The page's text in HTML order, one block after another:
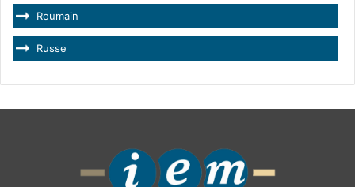
Roumain
Russe